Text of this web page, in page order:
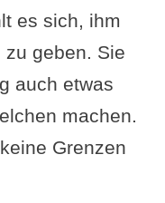
es sich, ihm
geben. Sie
auch etwas
machen.
Grenzen